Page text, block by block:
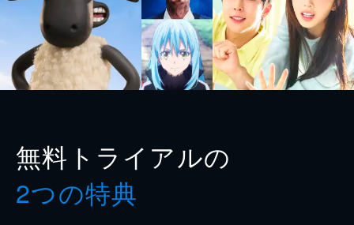
無料トライアルの
2つの特典